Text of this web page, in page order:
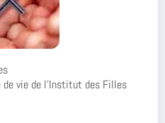
vie de l’Institut des Filles